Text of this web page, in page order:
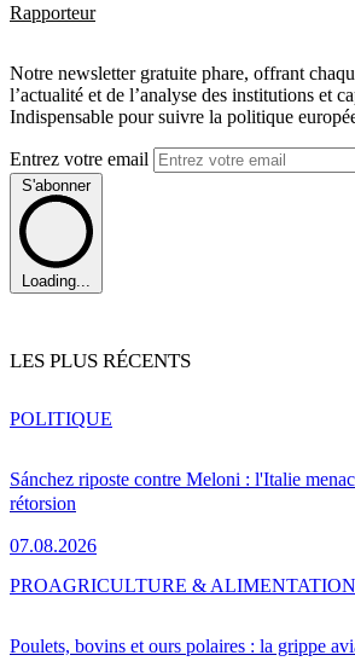
Rapporteur
Notre newsletter gratuite phare, offrant
l’actualité et de l’analyse des institutions et
Indispensable pour suivre la politique
Entrez votre email
S'abonner
Loading...
LES PLUS RÉCENTS
Sánchez riposte contre Meloni : l'Italie
rétorsion
07.08.2026
POLITIQUE
Poulets, bovins et ours polaires : la grippe
PROAGRICULTURE & ALIMENTATION